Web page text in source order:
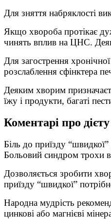
Для зняття набряклості
Якщо хвороба протікає
чинять вплив на ЦНС.
Для загострення
розслаблення сфінктера
Деяким хворим
їжу і продукти, багаті
Коментарі про
Біль до приїзду
Больовий синдром трохи
Дозволяється зробити
приїзду “швидкої”
Народна мудрість
цинкові або магнієві